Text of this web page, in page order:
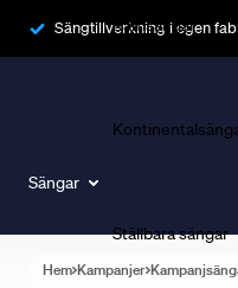
Sängtillverkning i egen
Sängar
Ramsängar
Ställbara sängar
Hem Kampanjer